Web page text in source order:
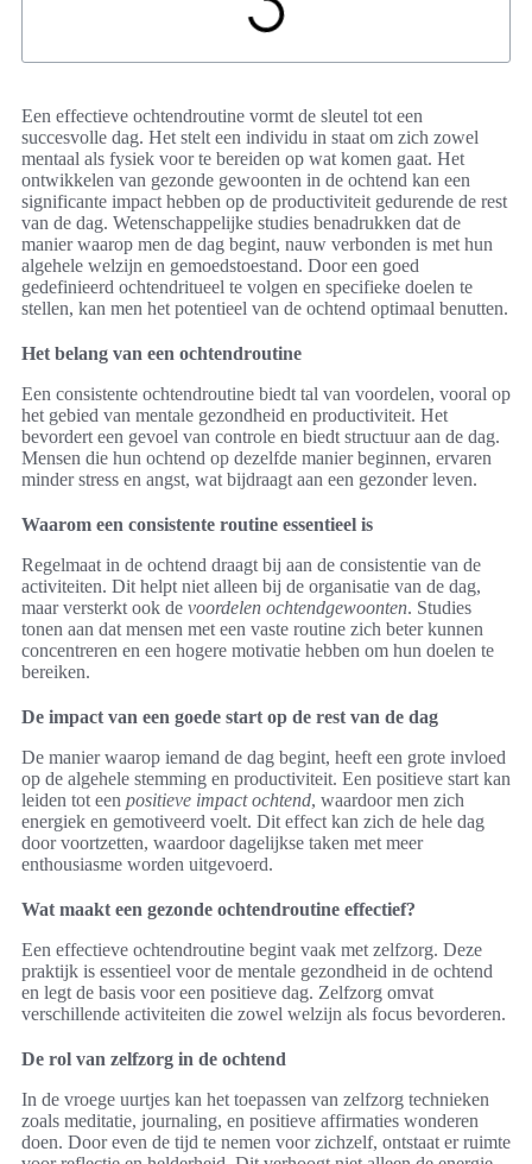
Een effectieve ochtendroutine vormt de sleutel tot een
succesvolle dag. Het stelt een individu in staat om zich zowel
mentaal als fysiek voor te bereiden op wat komen gaat. Het
ontwikkelen van gezonde gewoonten in de ochtend kan een
significante impact hebben op de productiviteit gedurende de rest
van de dag. Wetenschappelijke studies benadrukken dat de
manier waarop men de dag begint, nauw verbonden is met hun
algehele welzijn en gemoedstoestand. Door een goed
gedefinieerd ochtendritueel te volgen en specifieke doelen te
stellen, kan men het potentieel van de ochtend optimaal benutten.
Het belang van een ochtendroutine
Een consistente ochtendroutine biedt tal van voordelen, vooral op
het gebied van mentale gezondheid en productiviteit. Het
bevordert een gevoel van controle en biedt structuur aan de dag.
Mensen die hun ochtend op dezelfde manier beginnen, ervaren
minder stress en angst, wat bijdraagt aan een gezonder leven.
Waarom een consistente routine essentieel is
Regelmaat in de ochtend draagt bij aan de consistentie van de
activiteiten. Dit helpt niet alleen bij de organisatie van de dag,
maar versterkt ook de voordelen ochtendgewoonten. Studies
tonen aan dat mensen met een vaste routine zich beter kunnen
concentreren en een hogere motivatie hebben om hun doelen te
bereiken.
De impact van een goede start op de rest van de dag
De manier waarop iemand de dag begint, heeft een grote invloed
op de algehele stemming en productiviteit. Een positieve start kan
leiden tot een positieve impact ochtend, waardoor men zich
energiek en gemotiveerd voelt. Dit effect kan zich de hele dag
door voortzetten, waardoor dagelijkse taken met meer
enthousiasme worden uitgevoerd.
Wat maakt een gezonde ochtendroutine effectief?
Een effectieve ochtendroutine begint vaak met zelfzorg. Deze
praktijk is essentieel voor de mentale gezondheid in de ochtend
en legt de basis voor een positieve dag. Zelfzorg omvat
verschillende activiteiten die zowel welzijn als focus bevorderen.
De rol van zelfzorg in de ochtend
In de vroege uurtjes kan het toepassen van zelfzorg technieken
zoals meditatie, journaling, en positieve affirmaties wonderen
doen. Door even de tijd te nemen voor zichzelf, ontstaat er ruimte